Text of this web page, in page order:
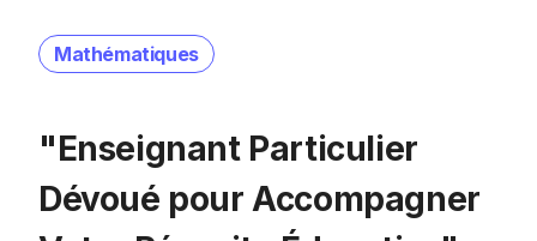
Mathématiques
"Enseignant Particulier
Dévoué pour Accompagner